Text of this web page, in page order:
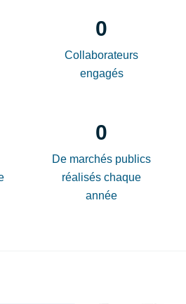
0
Collaborateurs
engagés
0
De marchés publics
réalisés chaque
année